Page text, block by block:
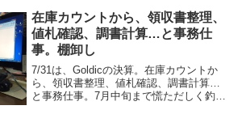
実釣ロケ等も重なってしまうとお店の業
務が疎か...
在庫カウントから、領収書整理、
値札確認、調書計算…と事務仕
事。棚卸し
7/31は、Goldicの決算。在庫カウントか
ら、領収書整理、値札確認、調書計算…
と事務仕事。7月中旬まで慌ただしく釣り